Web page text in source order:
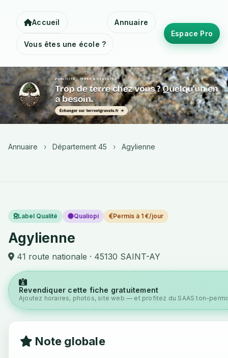
Accueil Annuaire
Vous êtes une école ?
Espace Pro
Annuaire › Département 45 › Agylienne
Label Qualité Qualiopi Permis à 1 €/jour
Agylienne
41 route nationale · 45130 SAINT-AY
Revendiquer cette fiche gratuitement
Ajoutez horaires, photos, site web — et profitez du SAAS ton-
Note globale